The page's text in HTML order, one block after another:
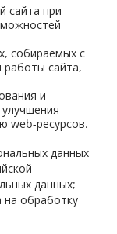
сайта при
собираемых с
сайта,
и
web-ресурсов.
данных
данных;
на обработку